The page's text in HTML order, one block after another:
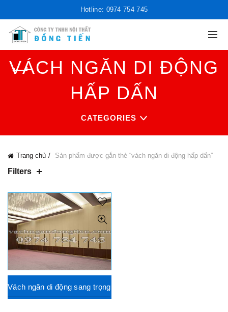
Hotline: 0974 754 745
VÁCH NGĂN DI ĐỘNG
HẤP DẤN
CATEGORIES
Trang chủ Sản phẩm được gắn thẻ “vách ngăn di động hấp dấn”
Filters
Vách ngăn di động sang trọng